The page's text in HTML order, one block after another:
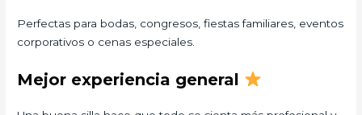
Perfectas para bodas, congresos, fiestas familiares, eventos
corporativos o cenas especiales.
Mejor experiencia general